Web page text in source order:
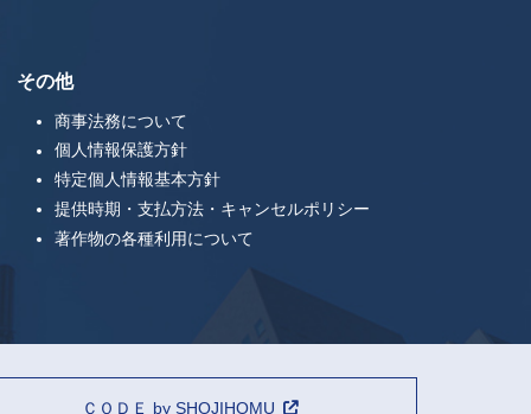
その他
商事法務について
個人情報保護方針
特定個人情報基本方針
提供時期・支払方法・キャンセルポリシー
著作物の各種利用について
ＣＯＤＥ by SHOJIHOMU